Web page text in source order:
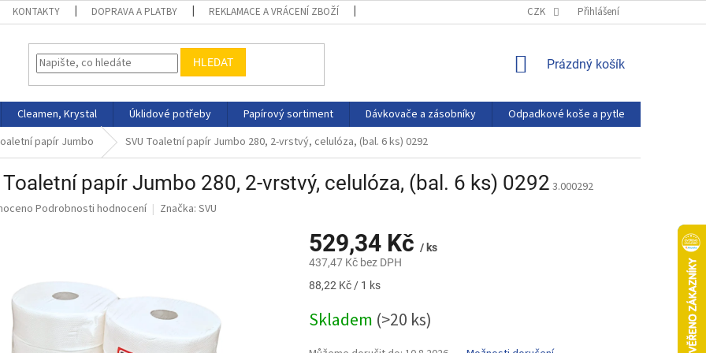
KONTAKTY DOPRAVA A PLATBY REKLAMACE A VRÁCENÍ ZBOŽÍ PODMÍNKY OCHRANY OSOBNÍCH ÚDAJŮ
CZK Přihlášení
HLEDAT
NÁKUPNÍ
Prázdný košík
Cleamen, Krystal Úklidové potřeby Papírový sortiment Dávkovače a zásobníky Odpadkové koše a pytle
papír Jumbo SVU Toaletní papír Jumbo 280, 2-vrstvý, celulóza, (bal. 6 ks) 0292
Toaletní papír Jumbo 280, 2-vrstvý, celulóza, (bal. 6 ks) 0292 3.000292
Podrobnosti hodnocení Značka: SVU
529,34 Kč / ks
437,47 Kč bez DPH
Měrná
88,22 Kč / 1 ks
Skladem (>20 ks)